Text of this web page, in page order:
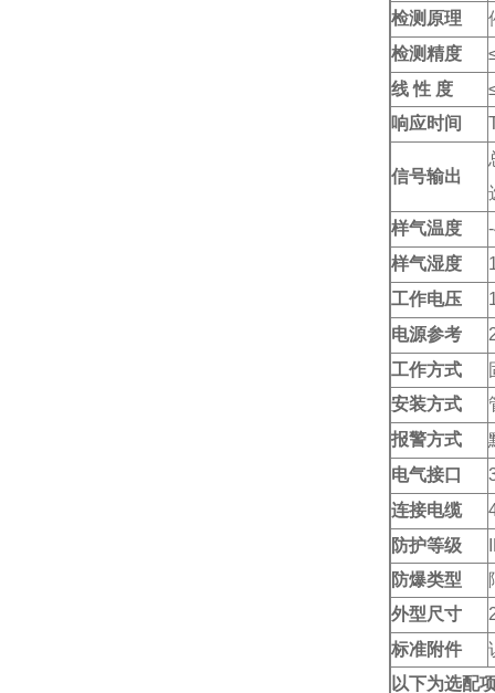
检测原理
检测精度
线 性 度
响应时间
信号输出
样气温度
样气湿度
工作电压
电源参考
工作方式
安装方式
报警方式
电气接口
连接电缆
防护等级
防爆类型
外型尺寸
标准附件
以下为选配